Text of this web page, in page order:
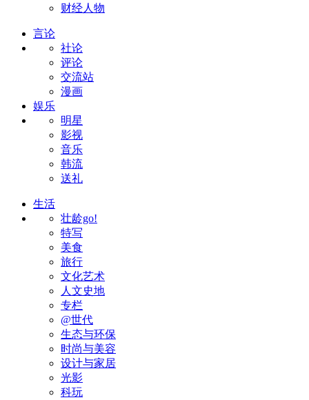
财经人物
言论
社论
评论
交流站
漫画
娱乐
明星
影视
音乐
韩流
送礼
生活
壮龄go!
特写
美食
旅行
文化艺术
人文史地
专栏
@世代
生态与环保
时尚与美容
设计与家居
光影
科玩